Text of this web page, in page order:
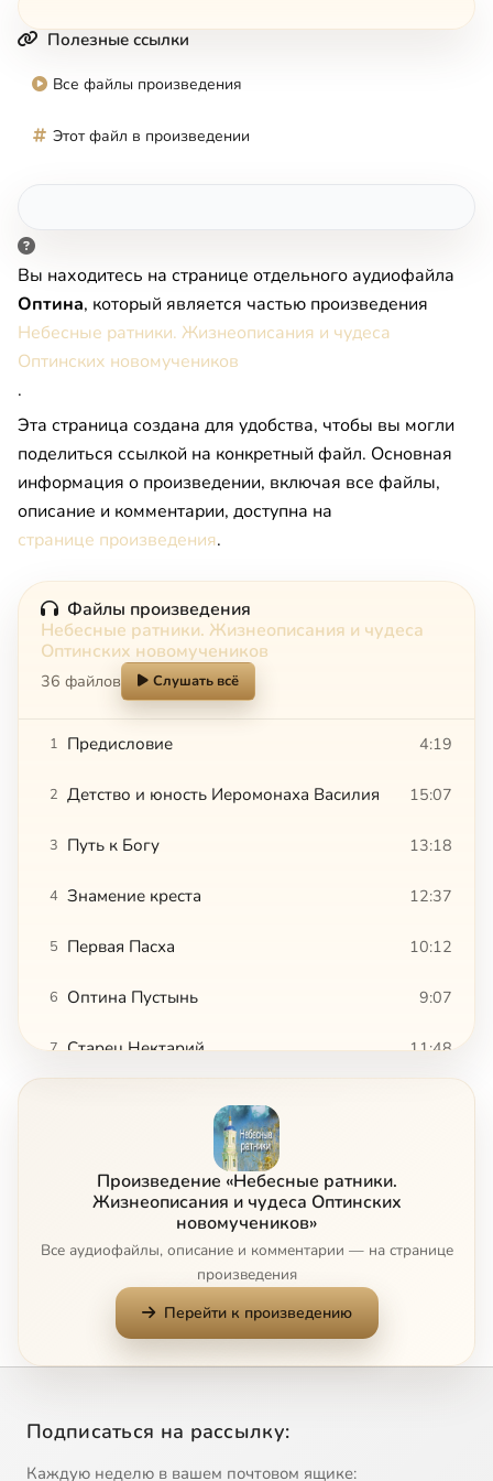
Полезные ссылки
Все файлы произведения
Этот файл в произведении
Вы находитесь на странице отдельного аудиофайла
Оптина, который является частью произведения
Небесные ратники. Жизнеописания и чудеса
Оптинских новомучеников
.
Эта страница создана для удобства, чтобы вы могли
поделиться ссылкой на конкретный файл. Основная
информация о произведении, включая все файлы,
описание и комментарии, доступна на
странице произведения.
Файлы произведения
Небесные ратники. Жизнеописания и чудеса
Оптинских новомучеников
36 файлов Слушать всё
1 Предисловие 4:19
2 Детство и юность Иеромонаха Василия 15:07
3 Путь к Богу 13:18
4 Знамение креста 12:37
5 Первая Пасха 10:12
6 Оптина Пустынь 9:07
7 Старец Нектарий 11:48
Иноческие подвиги
Хранение уст
11 Монах и пастырь 20:22
Пасха без конца
Произведение «Небесные ратники.
Жизнеописания и чудеса Оптинских
новомучеников»
Все аудиофайлы, описание и комментарии — на странице
произведения
Перейти к произведению
Подписаться на рассылку:
Каждую неделю в вашем почтовом ящике: